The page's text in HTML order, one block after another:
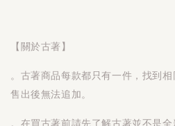
【關於古著】
。古著商品每款都只有一件，找到
售出後無法追加。
。在買古著前請先了解古著並不是